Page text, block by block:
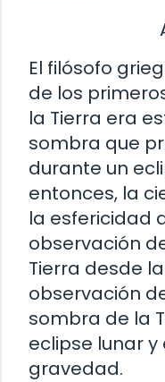
El filósofo
de los
la Tierra era
sombra que
durante un
entonces, la
la esfericidad
observación
Tierra desde
observación
sombra de la
eclipse lunar y
gravedad.